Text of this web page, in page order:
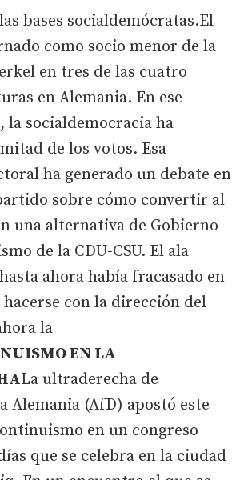
bases socialdemócratas.El
como socio menor de la
en tres de las cuatro
en Alemania. En ese
la socialdemocracia ha
de los votos. Esa
ha generado un debate en
sobre cómo convertir al
una alternativa de Gobierno
de la CDU-CSU. El ala
ahora había fracasado en
con la dirección del
la
EN LA
La ultraderecha de
Alemania (AfD) apostó este
en un congreso
que se celebra en la ciudad